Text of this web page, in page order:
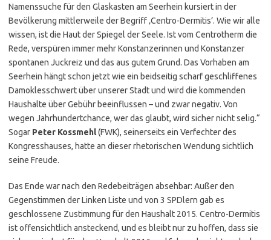
Namenssuche für den Glaskasten am Seerhein kursiert in der
Bevölkerung mittlerweile der Begriff ‚Centro-Dermitis’. Wie wir alle
wissen, ist die Haut der Spiegel der Seele. Ist vom Centrotherm die
Rede, verspüren immer mehr Konstanzerinnen und Konstanzer
spontanen Juckreiz und das aus gutem Grund. Das Vorhaben am
Seerhein hängt schon jetzt wie ein beidseitig scharf geschliffenes
Damoklesschwert über unserer Stadt und wird die kommenden
Haushalte über Gebühr beeinflussen – und zwar negativ. Von
wegen Jahrhundertchance, wer das glaubt, wird sicher nicht selig.“
Sogar Peter Kossmehl(FWK), seinerseits ein Verfechter des
Kongresshauses, hatte an dieser rhetorischen Wendung sichtlich
seine Freude.
Das Ende war nach den Redebeiträgen absehbar: Außer den
Gegenstimmen der Linken Liste und von 3 SPDlern gab es
geschlossene Zustimmung für den Haushalt 2015. Centro-Dermitis
ist offensichtlich ansteckend, und es bleibt nur zu hoffen, dass sie